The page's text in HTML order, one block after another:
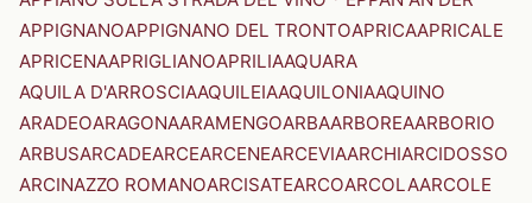
APPIGNANOAPPIGNANO DEL TRONTOAPRICAAPRICALE
APRICENAAPRIGLIANOAPRILIAAQUARA
AQUILA D'ARROSCIAAQUILEIAAQUILONIAAQUINO
ARADEOARAGONAARAMENGOARBAARBOREAARBORIO
ARBUSARCADEARCEARCENEARCEVIAARCHIARCIDOSSO
ARCINAZZO ROMANOARCISATEARCOARCOLAARCOLE